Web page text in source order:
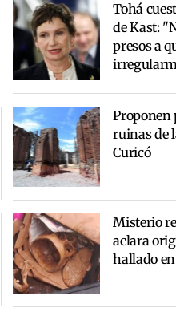
Tohá
de Kast:
presos a
Proponen
ruinas de
Curicó
Misterio
aclara
hallado